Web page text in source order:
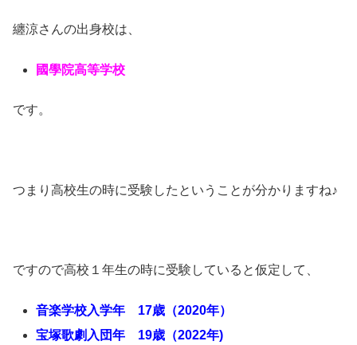
纏涼さんの出身校は、
國學院高等学校
です。
つまり高校生の時に受験したということが分かりますね♪
ですので高校１年生の時に受験していると仮定して、
音楽学校入学年 17歳（2020年）
宝塚歌劇入団年 19歳（2022年)